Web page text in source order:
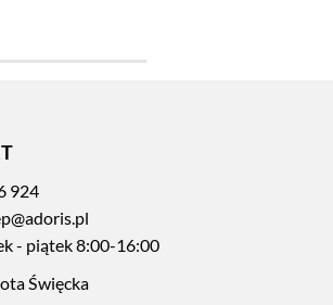
924
- piątek 8:00-16:00
Święcka